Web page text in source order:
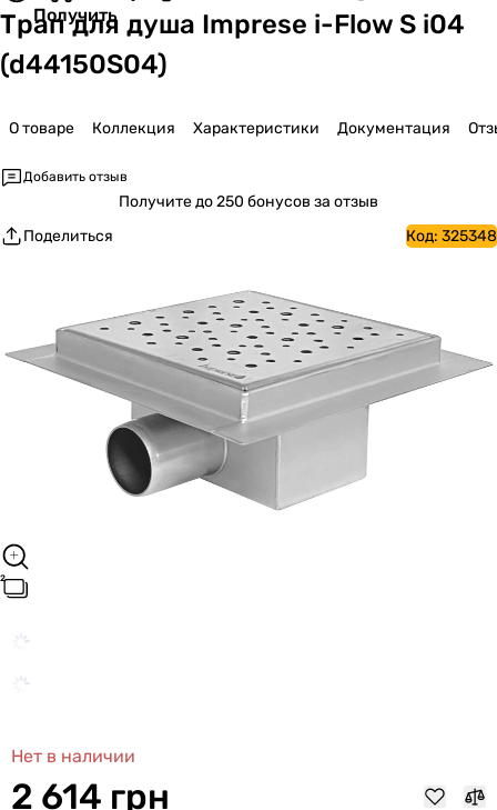
Получить
Трап для душа Imprese i-Flow S i04
(d44150S04)
О товаре Коллекция Характеристики Документация
Добавить отзыв
Получитедо 250 бонусов за отзыв
Поделиться
Код: 325348
Нет в наличии
2 614 грн